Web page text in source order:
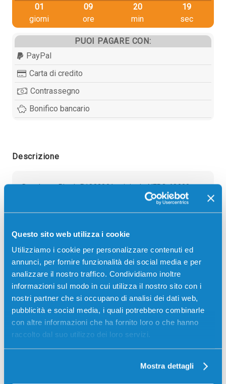
Questo sito web utilizza i cookie
Utilizziamo i cookie per personalizzare contenuti ed
annunci, per fornire funzionalità dei social media e per
analizzare il nostro traffico. Condividiamo inoltre
informazioni sul modo in cui utilizza il nostro sito con i
nostri partner che si occupano di analisi dei dati web,
pubblicità e social media, i quali potrebbero combinarle
con altre informazioni che ha fornito loro o che hanno
raccolto dal suo utilizzo dei loro servizi.
Mostra dettagli
01
giorni
09
ore
20
min
18
sec
PUOI PAGARE CON:
PayPal
Carta di credito
Contrassegno
Bonifico bancario
Descrizione
Developer Ricoh B1803001 originale NERO 60000
pagine per Stampanti: Ricoh AFICIO 3228, Ricoh
AFICIO 3228C, Ricoh AFICIO 3235, Ricoh AFICIO
Recensioni